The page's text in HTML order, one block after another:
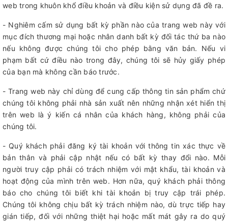
web trong khuôn khổ điều khoản và điều kiện sử dụng đã đề ra.
- Nghiêm cấm sử dụng bất kỳ phần nào của trang web này với
mục đích thương mại hoặc nhân danh bất kỳ đối tác thứ ba nào
nếu không được chúng tôi cho phép bằng văn bản. Nếu vi
phạm bất cứ điều nào trong đây, chúng tôi sẽ hủy giấy phép
của bạn mà không cần báo trước.
- Trang web này chỉ dùng để cung cấp thông tin sản phẩm chứ
chúng tôi không phải nhà sản xuất nên những nhận xét hiển thị
trên web là ý kiến cá nhân của khách hàng, không phải của
chúng tôi.
- Quý khách phải đăng ký tài khoản với thông tin xác thực về
bản thân và phải cập nhật nếu có bất kỳ thay đổi nào. Mỗi
người truy cập phải có trách nhiệm với mật khẩu, tài khoản và
hoạt động của mình trên web. Hơn nữa, quý khách phải thông
báo cho chúng tôi biết khi tài khoản bị truy cập trái phép.
Chúng tôi không chịu bất kỳ trách nhiệm nào, dù trực tiếp hay
gián tiếp, đối với những thiệt hại hoặc mất mát gây ra do quý